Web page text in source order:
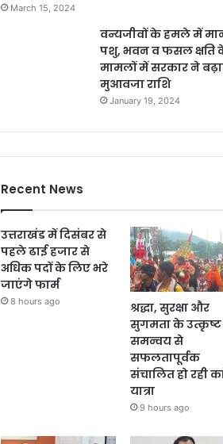
March 15, 2024
वन्यजीवों के हमले में
पशु, भवन व फसल क्षति
मामलों में सरकार ने
मुआवजा राशि
January 19, 2024
Recent News
उत्तराखंड में दिसंबर से
पहले ढाई हजार से
अधिक पदों के लिए भरे
जाएंगे फार्म
8 hours ago
श्रद्धा, सुरक्षा और
सुगमता के उत्कृष्ट
समन्वय से
सफलतापूर्वक
संचालित हो रही
यात्रा
9 hours ago